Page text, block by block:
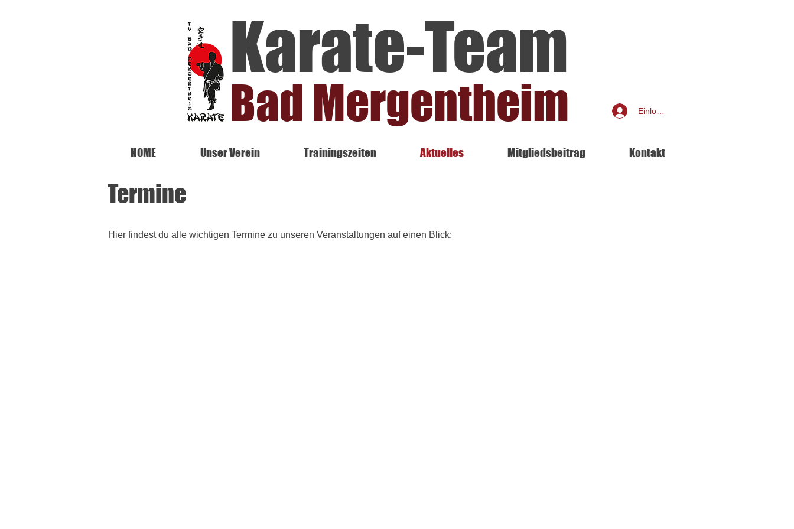
Karate-Team
Bad Mergentheim Einloggen
HOME Unser Verein Trainingszeiten Aktuelles Mitgliedsbeitrag Kontakt
Termine
Hier findest du alle wichtigen Termine zu unseren Veranstaltungen auf einen Blick: